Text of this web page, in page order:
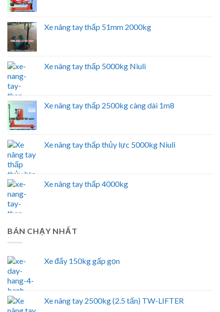
Xe nâng tay thấp 51mm 2000kg
Xe nâng tay thấp 5000kg Niuli
Xe nâng tay thấp 2500kg càng dài 1m8
Xe nâng tay thấp thủy lực 5000kg Niuli
Xe nâng tay thấp 4000kg
BÁN CHẠY NHẤT
Xe đẩy 150kg gấp gọn
Xe nâng tay 2500kg (2.5 tấn) TW-LIFTER